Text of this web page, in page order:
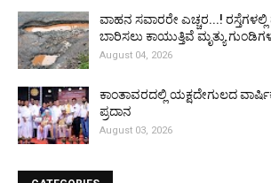
ವಾಹನ ಸವಾರರೇ ಎಚ್ಚರ...!
ಬಾರಿಸಲು ಕಾಯುತ್ತಿವೆ ಮೃತ್ಯು
August 04, 2026
ಕಾಂತಾವರದಲ್ಲಿ ಯಕ್ಷದೇಗುಲದ
ಪ್ರದಾನ
August 03, 2026